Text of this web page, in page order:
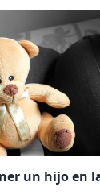
un hijo en